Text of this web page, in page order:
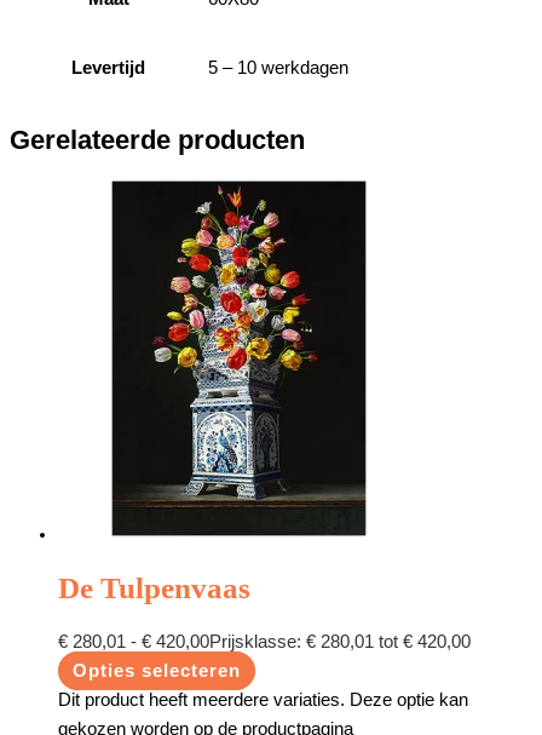
Levertijd 5 – 10 werkdagen
Gerelateerde producten
De Tulpenvaas
€ 280,01 - € 420,00Prijsklasse: € 280,01 tot € 420,00
Opties selecteren
Dit product heeft meerdere variaties. Deze optie kan
gekozen worden op de productpagina